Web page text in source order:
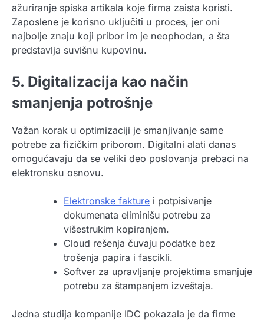
ažuriranje spiska artikala koje firma zaista koristi.
Zaposlene je korisno uključiti u proces, jer oni
najbolje znaju koji pribor im je neophodan, a šta
predstavlja suvišnu kupovinu.
5. Digitalizacija kao način
smanjenja potrošnje
Važan korak u optimizaciji je smanjivanje same
potrebe za fizičkim priborom. Digitalni alati danas
omogućavaju da se veliki deo poslovanja prebaci na
elektronsku osnovu.
Elektronske fakture i potpisivanje
dokumenata eliminišu potrebu za
višestrukim kopiranjem.
Cloud rešenja čuvaju podatke bez
trošenja papira i fascikli.
Softver za upravljanje projektima smanjuje
potrebu za štampanjem izveštaja.
Jedna studija kompanije IDC pokazala je da firme